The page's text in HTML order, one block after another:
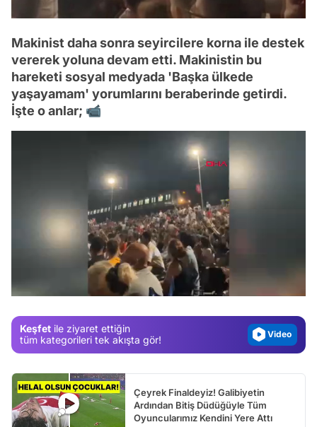
Makinist daha sonra seyircilere korna ile destek
vererek yoluna devam etti. Makinistin bu
hareketi sosyal medyada 'Başka ülkede
yaşayamam' yorumlarını beraberinde getirdi.
İşte o anlar; 📹
Keşfet ile ziyaret ettiğin
tüm kategorileri tek akışta gör!
Test
Çeyrek Finaldeyiz! Galibiyetin
Ardından Bitiş Düdüğüyle Tüm
Oyuncularımız Kendini Yere Attı